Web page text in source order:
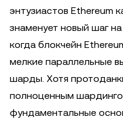
энтузиастов Ethereum
знаменует новый шаг
когда блокчейн
мелкие параллельные
шарды. Хотя
полноценным
фундаментальные